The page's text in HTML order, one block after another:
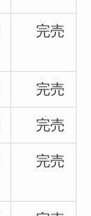
完売
完売
完売
完売